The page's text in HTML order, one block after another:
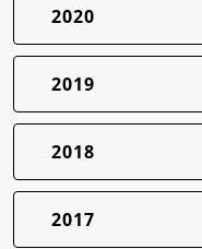
2020
2019
2018
2017